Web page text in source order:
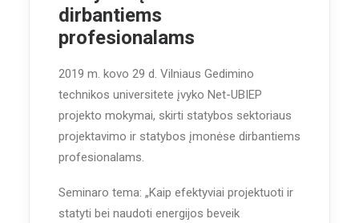
dirbantiems
profesionalams
2019 m. kovo 29 d. Vilniaus Gedimino
technikos universitete įvyko Net-UBIEP
projekto mokymai, skirti statybos sektoriaus
projektavimo ir statybos įmonėse dirbantiems
profesionalams.
Seminaro tema: „Kaip efektyviai projektuoti ir
statyti bei naudoti energijos beveik